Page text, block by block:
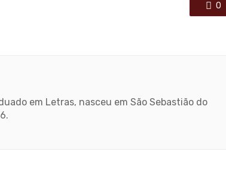
0
em Letras, nasceu em São Sebastião do